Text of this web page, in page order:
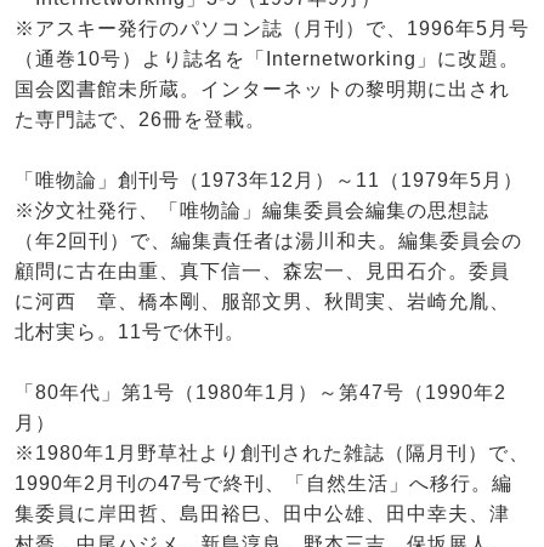
※アスキー発行のパソコン誌（月刊）で、1996年5月号
（通巻10号）より誌名を「Internetworking」に改題。
国会図書館未所蔵。インターネットの黎明期に出され
た専門誌で、26冊を登載。
「唯物論」創刊号（1973年12月）～11（1979年5月）
※汐文社発行、「唯物論」編集委員会編集の思想誌
（年2回刊）で、編集責任者は湯川和夫。編集委員会の
顧問に古在由重、真下信一、森宏一、見田石介。委員
に河西 章、橋本剛、服部文男、秋間実、岩崎允胤、
北村実ら。11号で休刊。
「80年代」第1号（1980年1月）～第47号（1990年2
月）
※1980年1月野草社より創刊された雑誌（隔月刊）で、
1990年2月刊の47号で終刊、「自然生活」へ移行。編
集委員に岸田哲、島田裕巳、田中公雄、田中幸夫、津